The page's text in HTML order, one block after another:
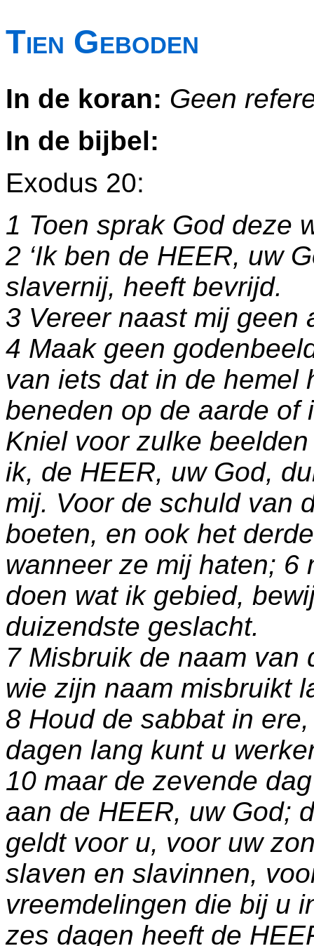
Tien Geboden
In de koran: Geen
In de bijbel:
Exodus 20:
1 Toen sprak God deze
2 ‘Ik ben de HEER, uw
slavernij, heeft bevrijd.
3 Vereer naast mij geen
4 Maak geen
van iets dat in de hemel
beneden op de aarde of
Kniel voor zulke
ik, de HEER, uw God,
mij. Voor de schuld van
boeten, en ook het
wanneer ze mij haten; 6
doen wat ik gebied,
duizendste geslacht.
7 Misbruik de naam van
wie zijn naam misbruikt
8 Houd de sabbat in
dagen lang kunt u
10 maar de zevende
aan de HEER, uw God;
geldt voor u, voor uw
slaven en slavinnen,
vreemdelingen die bij u
zes dagen heeft de